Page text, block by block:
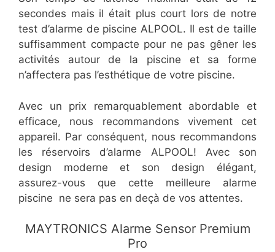
secondes mais il était plus court lors de notre
test d’alarme de piscine ALPOOL. Il est de taille
suffisamment compacte pour ne pas gêner les
activités autour de la piscine et sa forme
n’affectera pas l’esthétique de votre piscine.
Avec un prix remarquablement abordable et
efficace, nous recommandons vivement cet
appareil. Par conséquent, nous recommandons
les réservoirs d’alarme ALPOOL! Avec son
design moderne et son design élégant,
assurez-vous que cette meilleure alarme
piscine ne sera pas en deçà de vos attentes.
​MAYTRONICS Alarme Sensor Premium
Pro